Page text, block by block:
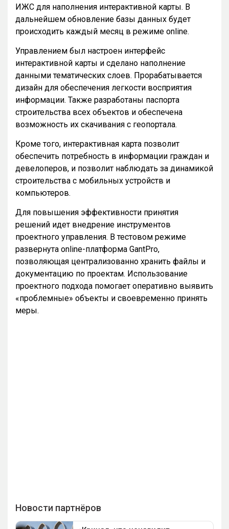
ИЖС для наполнения интерактивной карты. В
дальнейшем обновление базы данных будет
происходить каждый месяц в режиме online.
Управлением был настроен интерфейс
интерактивной карты и сделано наполнение
данными тематических слоев. Прорабатывается
дизайн для обеспечения легкости восприятия
информации. Также разработаны паспорта
строительства всех объектов и обеспечена
возможность их скачивания с геопортала.
Кроме того, интерактивная карта позволит
обеспечить потребность в информации граждан и
девелоперов, и позволит наблюдать за динамикой
строительства с мобильных устройств и
компьютеров.
Для повышения эффективности принятия
решений идет внедрение инструментов
проектного управления. В тестовом режиме
развернута online-платформа GantPro,
позволяющая централизованно хранить файлы и
документацию по проектам. Использование
проектного подхода помогает оперативно выявить
«проблемные» объекты и своевременно принять
меры.